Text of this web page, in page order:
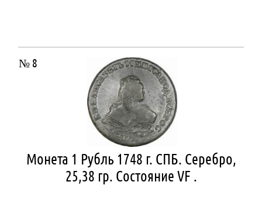
№ 8
Монета 1 Рубль 1748 г. СПБ. Серебро,
25,38 гр. Состояние VF .